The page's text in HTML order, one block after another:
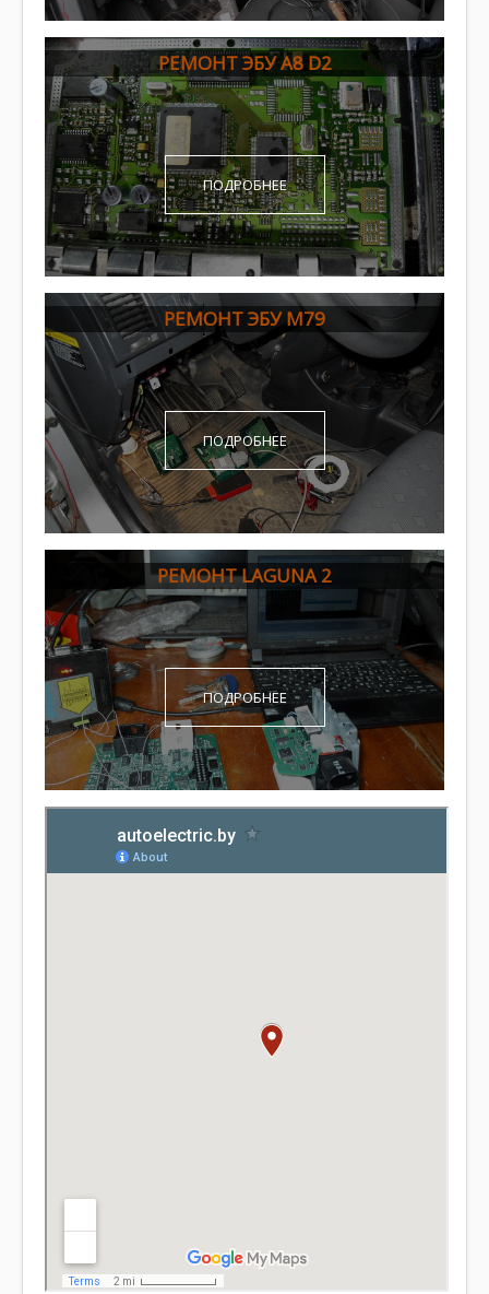
РЕМОНТ ЭБУ A8 D2
ПОДРОБНЕЕ
РЕМОНТ ЭБУ M79
ПОДРОБНЕЕ
РЕМОНТ LAGUNA 2
ПОДРОБНЕЕ